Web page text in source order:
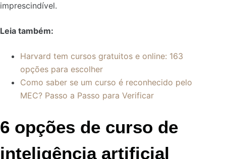
imprescindível.
Leia também:
Harvard tem cursos gratuitos e online: 163
opções para escolher
Como saber se um curso é reconhecido pelo
MEC? Passo a Passo para Verificar
6 opções de curso de
inteligência artificial